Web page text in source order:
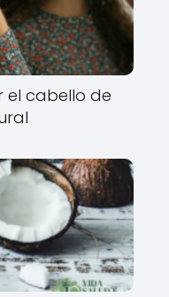
el cabello de